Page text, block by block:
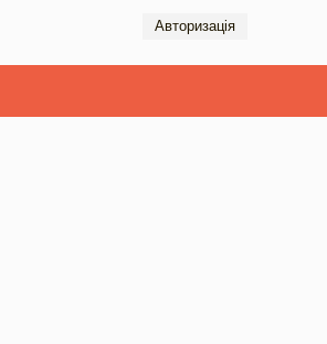
Авторизація